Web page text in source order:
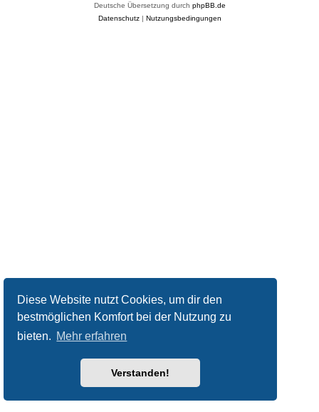
Diese Website nutzt Cookies, um dir den
bestmöglichen Komfort bei der Nutzung zu
bieten. Mehr erfahren
Verstanden!
Deutsche Übersetzung durch phpBB.de
Datenschutz| Nutzungsbedingungen